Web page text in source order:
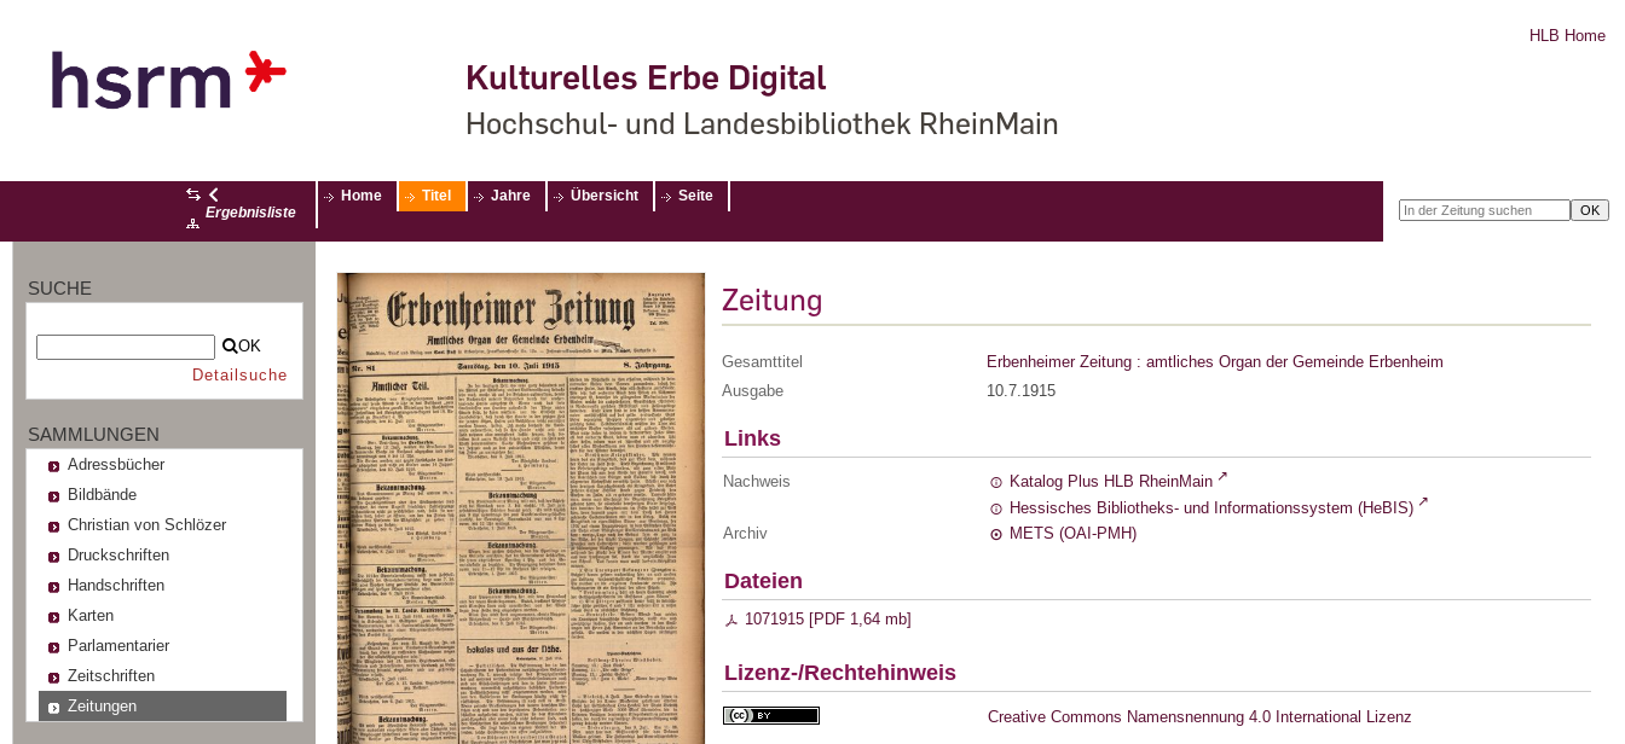
Kulturelles Erbe Digital
Hochschul- und Landesbibliothek RheinMain
HLB Home
Ergebnisliste
Home Titel Jahre Übersicht Seite
SUCHE
OK
Detailsuche
SAMMLUNGEN
Adressbücher
Bildbände
Christian von Schlözer
Druckschriften
Handschriften
Karten
Parlamentarier
Zeitschriften
Zeitungen
Zeitung
Gesamttitel
Erbenheimer Zeitung : amtliches Organ der Gemeinde Erbenheim
Ausgabe
10.7.1915
Links
Nachweis
Katalog Plus HLB RheinMain
Hessisches Bibliotheks- und Informationssystem (HeBIS)
Archiv
METS (OAI-PMH)
Dateien
1071915 [PDF 1,64 mb]
Lizenz-/Rechtehinweis
Creative Commons Namensnennung 4.0 International Lizenz